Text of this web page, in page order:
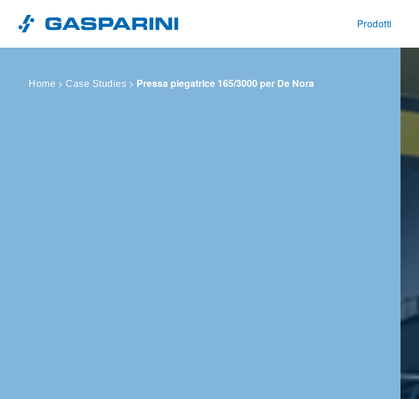
Prodotti
Home > Case Studies > Pressa piegatrice 165/3000 per De Nora